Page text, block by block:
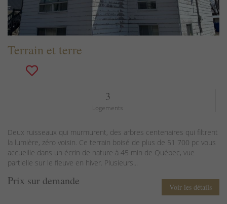
Terrain et terre
3
Logements
Deux ruisseaux qui murmurent, des arbres centenaires qui filtrent
la lumière, zéro voisin. Ce terrain boisé de plus de 51 700 pc vous
accueille dans un écrin de nature à 45 min de Québec, vue
partielle sur le fleuve en hiver. Plusieurs...
Prix sur demande Voir les détails